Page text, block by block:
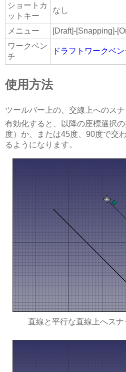
ショートカ
ットキー
なし
メニュー
[Draft]-[Snapping]-
ワークベン
チ
ドラフトワークベン
使用方法
ツールバー上の、交線上へのス
有効化すると、以降の座標選択
度）か、または45度、90度で交
るようになります。
直線と平行な直線上へスナ